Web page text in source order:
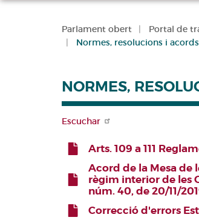
Parlament obert Portal de
Normes, resolucions i
NORMES,
Escuchar
FICHERO
Arts. 109 a 111
FICHERO
Acord de la Mesa de
règim interior de les
núm. 40, de 20/11/
Correcció d'errors